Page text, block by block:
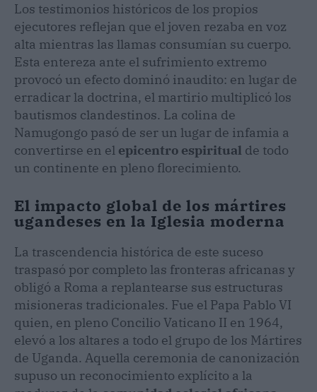
Los testimonios históricos de los propios
ejecutores reflejan que el joven rezaba en voz
alta mientras las llamas consumían su cuerpo.
Esta entereza ante el sufrimiento extremo
provocó un efecto dominó inaudito: en lugar de
erradicar la doctrina, el martirio multiplicó los
bautismos clandestinos. La colina de
Namugongo pasó de ser un lugar de infamia a
convertirse en el epicentro espiritual de todo
un continente en pleno florecimiento.
El impacto global de los mártires
ugandeses en la Iglesia moderna
La trascendencia histórica de este suceso
traspasó por completo las fronteras africanas y
obligó a Roma a replantearse sus estructuras
misioneras tradicionales. Fue el Papa Pablo VI
quien, en pleno Concilio Vaticano II en 1964,
elevó a los altares a todo el grupo de los Mártires
de Uganda. Aquella ceremonia de canonización
supuso un reconocimiento explícito a la